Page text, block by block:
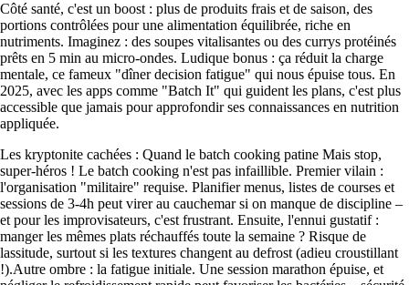
Côté santé, c'est un boost : plus de produits frais et de saison, des
portions contrôlées pour une alimentation équilibrée, riche en
nutriments. Imaginez : des soupes vitalisantes ou des currys protéinés
prêts en 5 min au micro-ondes. Ludique bonus : ça réduit la charge
mentale, ce fameux "dîner decision fatigue" qui nous épuise tous. En
2025, avec les apps comme "Batch It" qui guident les plans, c'est plus
accessible que jamais pour approfondir ses connaissances en nutrition
appliquée.
Les kryptonite cachées : Quand le batch cooking patine Mais stop,
super-héros ! Le batch cooking n'est pas infaillible. Premier vilain :
l'organisation "militaire" requise. Planifier menus, listes de courses et
sessions de 3-4h peut virer au cauchemar si on manque de discipline –
et pour les improvisateurs, c'est frustrant. Ensuite, l'ennui gustatif :
manger les mêmes plats réchauffés toute la semaine ? Risque de
lassitude, surtout si les textures changent au defrost (adieu croustillant
!).Autre ombre : la fatigue initiale. Une session marathon épuise, et